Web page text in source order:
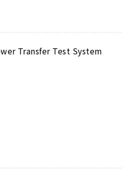
Transfer Test System